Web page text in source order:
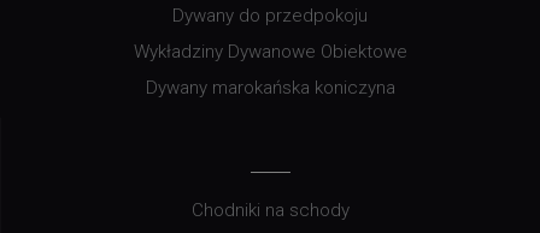
Dywany do przedpokoju
Wykładziny Dywanowe Obiektowe
Dywany marokańska koniczyna
Chodniki na schody